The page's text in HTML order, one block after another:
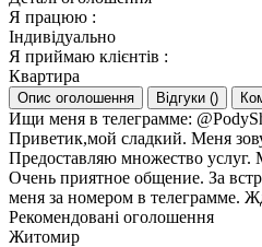
Я працюю :
Індивідуально
Я приймаю клієнтів :
Квартира
Опис оголошення Відгуки ()
Ищи меня в телеграмме:
Приветик,мой сладкий. Меня
Предоставляю множество
Очень приятное общение. За
меня за номером в телеграмме.
Рекомендовані оголошення
Житомир